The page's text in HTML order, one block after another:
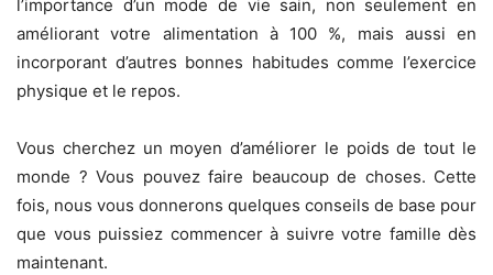
l’importance d’un mode de vie sain, non seulement en
améliorant votre alimentation à 100 %, mais aussi en
incorporant d’autres bonnes habitudes comme l’exercice
physique et le repos.
Vous cherchez un moyen d’améliorer le poids de tout le
monde ? Vous pouvez faire beaucoup de choses. Cette
fois, nous vous donnerons quelques conseils de base pour
que vous puissiez commencer à suivre votre famille dès
maintenant.